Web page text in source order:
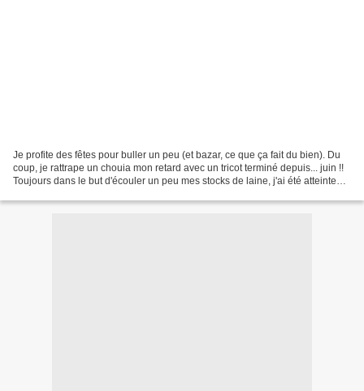
Je profite des fêtes pour buller un peu (et bazar, ce que ça fait du bien). Du
coup, je rattrape un chouia mon retard avec un tricot terminé depuis... juin !!
Toujours dans le but d'écouler un peu mes stocks de laine, j'ai été atteinte